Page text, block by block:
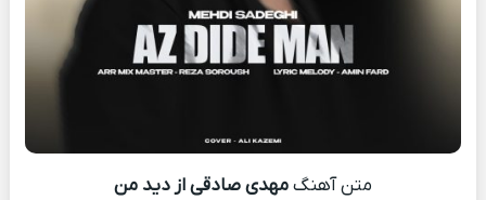
متن آهنگمهدی صادقی از دید من